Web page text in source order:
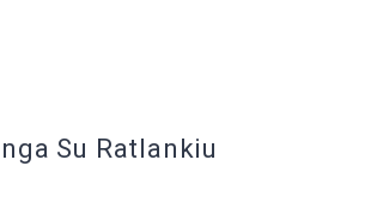
Su Ratlankiu